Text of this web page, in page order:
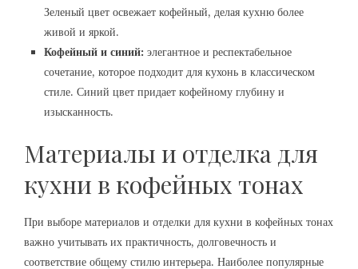
Зеленый цвет освежает кофейный, делая кухню более
живой и яркой.
Кофейный и синий: элегантное и респектабельное
сочетание, которое подходит для кухонь в классическом
стиле. Синий цвет придает кофейному глубину и
изысканность.
Материалы и отделка для
кухни в кофейных тонах
При выборе материалов и отделки для кухни в кофейных тонах
важно учитывать их практичность, долговечность и
соответствие общему стилю интерьера. Наиболее популярные